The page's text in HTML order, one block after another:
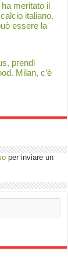
meritato il
italiano.
essere la
prendi
Milan, c’è
per inviare un